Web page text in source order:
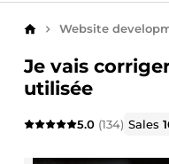
Home Website
Je vais
utilisée
5.0 (134) Sales